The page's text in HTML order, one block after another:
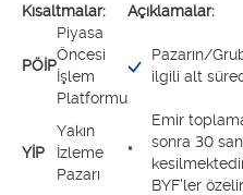
Kısaltmalar: Açıklamalar:
PÖİP
Piyasa
Öncesi
İşlem
Platformu
Pazarın/
ilgili alt
YİP
Yakın
İzleme
Pazarı
*
Emir
sonra 30
BYF'ler